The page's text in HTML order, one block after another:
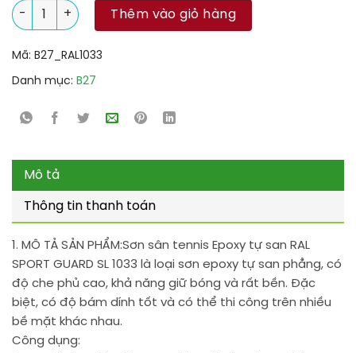
Sơn sân tennis Epoxy tự san RAL SPORT GUARD SL 1033 số
Thêm vào giỏ hàng
Mã: B27_RAL1033
Danh mục: B27
Mô tả
Thông tin thanh toán
1. MÔ TẢ SẢN PHẨM:Sơn sân tennis Epoxy tự san RAL
SPORT GUARD SL 1033 là loại sơn epoxy tự san phẳng, có
độ che phủ cao, khả năng giữ bóng và rất bền. Đặc
biệt, có độ bám dính tốt và có thể thi công trên nhiều
bề mặt khác nhau.
Công dụng: